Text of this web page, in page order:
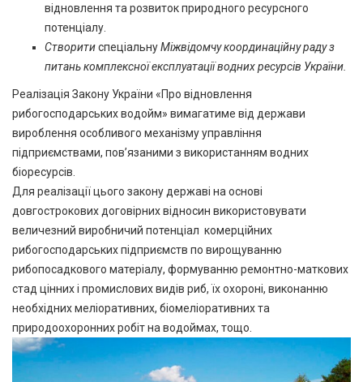
відновлення та розвиток природного ресурсного
потенціалу.
СтворитиспеціальнуМіжвідомчу координаційну раду з
питань комплексної експлуатації водних ресурсів України.
Реалізація Закону України «Про відновлення
рибогосподарських водойм» вимагатиме від держави
вироблення особливого механізму управління
підприємствами, пов’язаними з використанням водних
біоресурсів.
Для реалізації цього закону державі на основі
довгострокових договірних відносин використовувати
величезний виробничий потенціал комерційних
рибогосподарських підприємств по вирощуванню
рибопосадкового матеріалу, формуванню ремонтно-маткових
стад цінних і промислових видів риб, їх охороні, виконанню
необхідних меліоративних, біомеліоративних та
природоохоронних робіт на водоймах, тощо.